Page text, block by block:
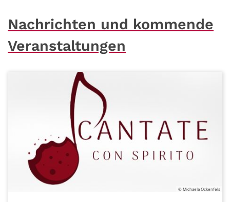
Nachrichten und kommende
Veranstaltungen
© Michaela Ockenfels